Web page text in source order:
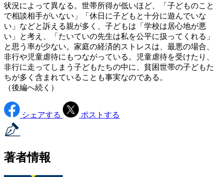
状況によって異なる。世帯所得が低いほど、「子どものこと
で相談相手がいない」「休日に子どもと十分に遊んでいな
い」などと訴える親が多く、子どもは「学校は居心地が悪
い」と考え、「たいていの先生は私を公平に扱ってくれる」
と思う率が少ない。家庭の経済的ストレスは、最悪の場合、
非行や児童虐待にもつながっている。児童虐待を受けたり、
非行に走ってしまう子どもたちの中に、貧困世帯の子どもた
ちが多く含まれていることも事実なのである。
（後編へ続く）
シェアする ポストする
著者情報